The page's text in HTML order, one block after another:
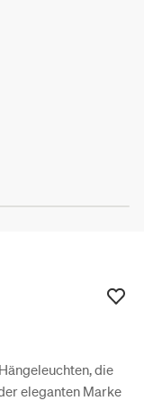
die
eleganten Marke